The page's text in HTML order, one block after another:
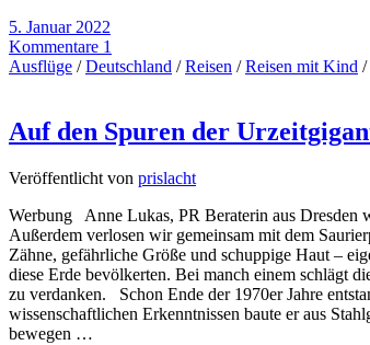
5. Januar 2022
Kommentare 1
Ausflüge /Deutschland /Reisen /Reisen mit Kind /
Auf den Spuren der
Veröffentlicht von prislacht
Werbung Anne Lukas, PR Beraterin aus Dresden
Außerdem verlosen wir gemeinsam mit dem
Zähne, gefährliche Größe und schuppige Haut –
diese Erde bevölkerten. Bei manch einem schlägt
zu verdanken. Schon Ende der 1970er Jahre
wissenschaftlichen Erkenntnissen baute er aus
bewegen …